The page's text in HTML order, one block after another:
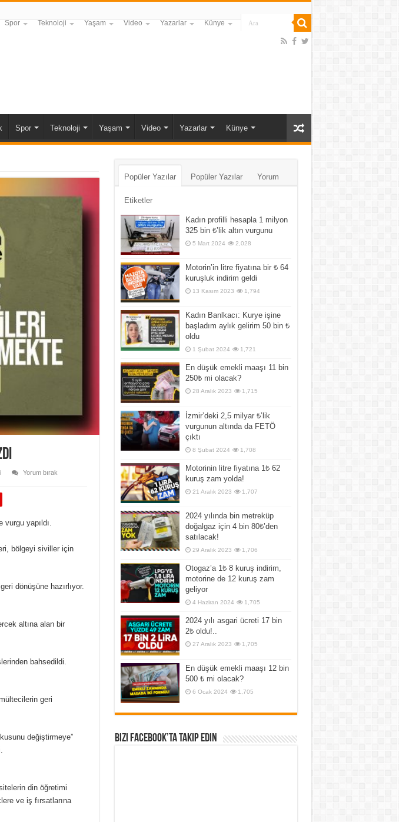
Spor Teknoloji Yaşam Video Yazarlar Künye
Spor Teknoloji Yaşam Video Yazarlar Künye
Yorum bırak
yapıldı.
bölgeyi siviller için
dönüşüne hazırlıyor.
altına alan bir
bahsedildi.
geri
değiştirmeye”
din öğretimi
ve iş fırsatlarına
Popüler Yazılar Popüler Yazılar Yorum
Etiketler
Kadın profilli hesapla 1 milyon
325 bin ₺’lik altın vurgunu
5 Mart 2024 2,028
Motorin’in litre fiyatına bir ₺ 64
kuruşluk indirim geldi
13 Kasım 2023 1,794
Kadın Banlkacı: Kurye işine
başladım aylık gelirim 50 bin ₺
oldu
1 Şubat 2024 1,721
En düşük emekli maaşı 11 bin
250₺ mi olacak?
28 Aralık 2023 1,715
İzmir’deki 2,5 milyar ₺’lik
vurgunun altında da FETÖ
çıktı
8 Şubat 2024 1,708
Motorinin litre fiyatına 1₺ 62
kuruş zam yolda!
21 Aralık 2023 1,707
2024 yılında bin metreküp
doğalgaz için 4 bin 80₺’den
satılacak!
29 Aralık 2023 1,706
Otogaz’a 1₺ 8 kuruş indirim,
motorine de 12 kuruş zam
geliyor
4 Haziran 2024 1,705
2024 yılı asgari ücreti 17 bin
2₺ oldu!..
27 Aralık 2023 1,705
En düşük emekli maaşı 12 bin
500 ₺ mi olacak?
6 Ocak 2024 1,705
Bizi Facebook’ta Takip Edin